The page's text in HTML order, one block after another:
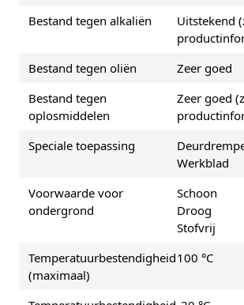
Bestand tegen alkaliën
Uitstekend
Bestand tegen oliën
Zeer goed
Bestand tegen
oplosmiddelen
Zeer goed
Speciale toepassing
Werkblad
Voorwaarde voor
ondergrond
Schoon
Droog
Stofvrij
Temperatuurbestendigheid
(maximaal)
100 °C